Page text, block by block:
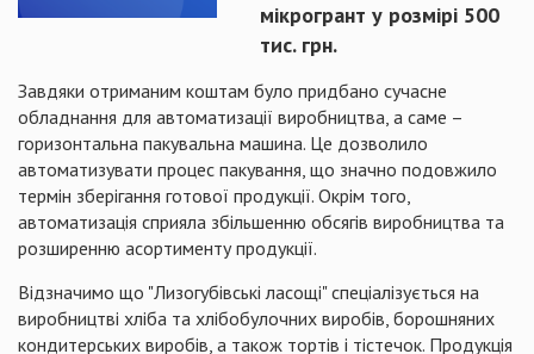
мікрогрант у розмірі 500
тис. грн.
Завдяки отриманим коштам було придбано сучасне
обладнання для автоматизації виробництва, а саме –
горизонтальна пакувальна машина. Це дозволило
автоматизувати процес пакування, що значно подовжило
термін зберігання готової продукції. Окрім того,
автоматизація сприяла збільшенню обсягів виробництва та
розширенню асортименту продукції.
Відзначимо що "Лизогубівські ласощі" спеціалізується на
виробництві хліба та хлібобулочних виробів, борошняних
кондитерських виробів, а також тортів і тістечок. Продукція